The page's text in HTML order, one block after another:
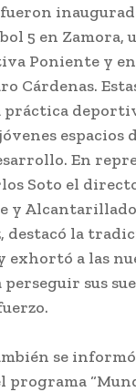
5 en Zamora,
Poniente y
Cárdenas.
práctica
espacios
En
Soto el
y Alcantarillado
destacó la
exhortó a las
sus
se